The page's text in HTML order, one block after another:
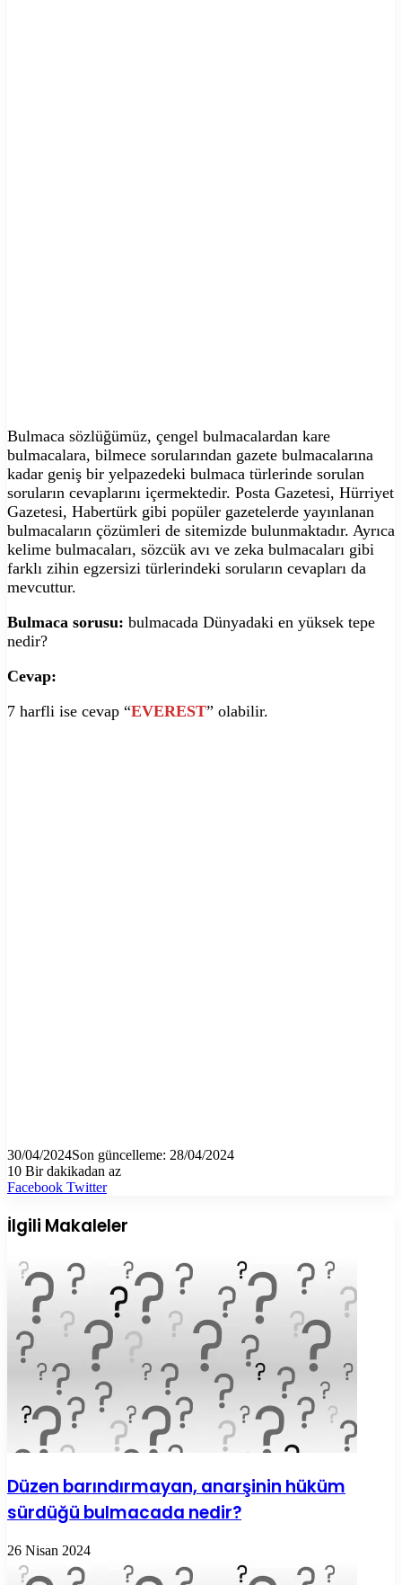
Bulmaca sözlüğümüz, çengel bulmacalardan kare
bulmacalara, bilmece sorularından gazete bulmacalarına
kadar geniş bir yelpazedeki bulmaca türlerinde sorulan
soruların cevaplarını içermektedir. Posta Gazetesi, Hürriyet
Gazetesi, Habertürk gibi popüler gazetelerde yayınlanan
bulmacaların çözümleri de sitemizde bulunmaktadır. Ayrıca
kelime bulmacaları, sözcük avı ve zeka bulmacaları gibi
farklı zihin egzersizi türlerindeki soruların cevapları da
mevcuttur.
Bulmaca sorusu: bulmacada Dünyadaki en yüksek tepe
nedir?
Cevap:
7 harfli ise cevap “EVEREST” olabilir.
30/04/2024Son güncelleme: 28/04/2024
10 Bir dakikadan az
Facebook TwitterLinkedIn
Tumblr
Pinterest
Reddit
VKontakte
E-
ile
paylaş
Yazdır
İlgili Makaleler
Düzen barındırmayan, anarşinin hüküm
sürdüğü bulmacada nedir?
26 Nisan 2024